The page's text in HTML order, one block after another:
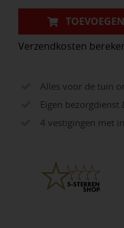
Verzendkosten
Alles voor de tuin
Eigen
4 vestigingen met